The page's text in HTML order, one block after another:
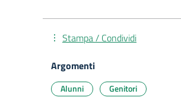
Stampa / Condividi
Argomenti
Alunni Genitori